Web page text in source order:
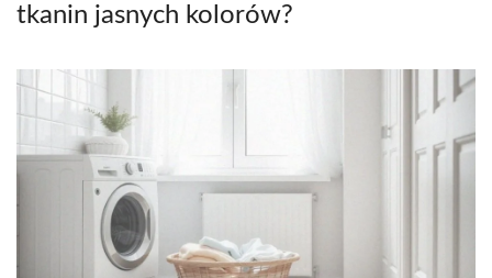
tkanin jasnych kolorów?